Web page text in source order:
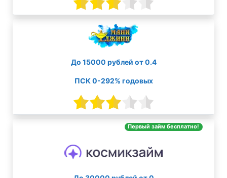
До 15000 рублей от 0.4
ПСК 0-292% годовых
Первый займ бесплатно!